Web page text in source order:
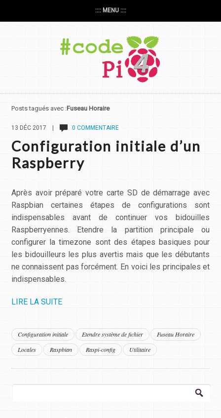
:::: MENU ::::
Posts tagués avec :Fuseau Horaire
13 DÉC 2017 | 0 COMMENTAIRE
Configuration initiale d’un
Raspberry
Après avoir préparé votre carte SD de démarrage avec
Raspbian certaines étapes de configurations sont
indispensables avant de continuer vos bidouilles
Raspberryennes. Etendre la partition principale ou
configurer la timezone sont des étapes basiques pour
les bidouilleurs les plus avertis mais que les débutants
ne connaissent pas forcément. En voici les principales et
indispensables.
LIRE LA SUITE
Configuration initiale Etendre système de fichier
Fuseau Horaire
Locales
Raspbian Raspi-config Utilitaire
Rechercher :